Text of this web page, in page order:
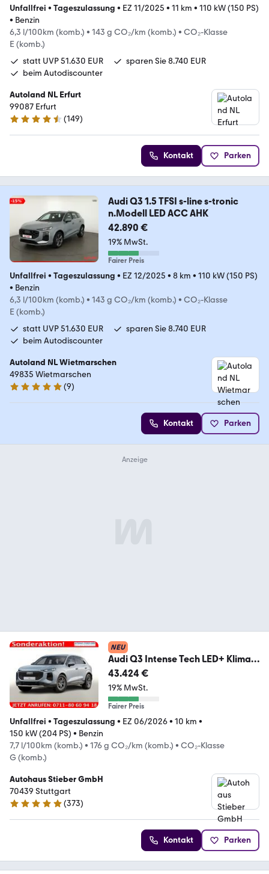
Unfallfrei • Tageszulassung • EZ 11/2025 • 11 km • 110 kW (150 PS)
• Benzin
6,3 l/100km (komb.) • 143 g CO₂/km (komb.) • CO₂-Klasse
E (komb.)
statt UVP 51.630 EUR
sparen Sie 8.740 EUR
beim Autodiscounter
Autoland NL Erfurt
99087 Erfurt
4.4 Sterne
(149)
Kontakt Parken
Audi Q3 1.5 TFSI s-line s-tronic
n.Modell LED ACC AHK
42.890 €
19% MwSt.
Fairer Preis
Unfallfrei • Tageszulassung • EZ 12/2025 • 8 km • 110 kW (150 PS)
• Benzin
6,3 l/100km (komb.) • 143 g CO₂/km (komb.) • CO₂-Klasse
E (komb.)
statt UVP 51.630 EUR
sparen Sie 8.740 EUR
beim Autodiscounter
Autoland NL Wietmarschen
49835 Wietmarschen
5 Sterne
(9)
Kontakt Parken
NEU
Audi Q3 Intense Tech LED+ KlimaP
MMI+ Keyl PrivG 1...
43.424 €
19% MwSt.
Fairer Preis
Unfallfrei • Tageszulassung • EZ 06/2026• 10 km •
150 kW (204 PS) • Benzin
7,7 l/100km (komb.) • 176 g CO₂/km (komb.) • CO₂-Klasse
G (komb.)
Autohaus Stieber GmbH
70439 Stuttgart
4.9 Sterne
(373)
Kontakt Parken